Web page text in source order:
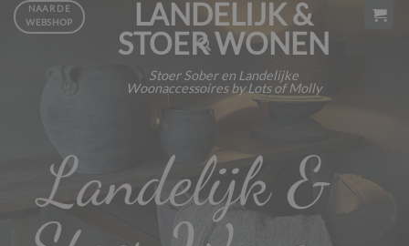
Ga
naar
LANDELIJK &
STOER WONEN
Stoer Sober en Landelijke
Woonaccessoires by Lots of Molly
NAAR DE
WEBSHOP
Landelijk &